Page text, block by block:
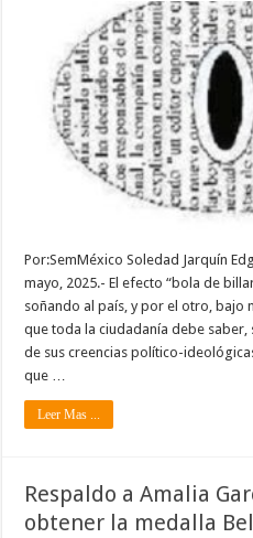
Por:SemMéxico Soledad Jarquín
mayo, 2025.- El efecto “bola de
soñando al país, y por el otro, bajo
que toda la ciudadanía debe saber,
de sus creencias político-
que …
Leer Mas ...
Respaldo a Amalia
obtener la medalla